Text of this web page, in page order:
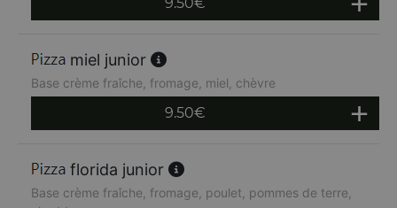
miel junior
Base crème fraîche, fromage, miel, chèvre
9.50€
florida junior
Base crème fraîche, fromage, poulet, pommes de terre,